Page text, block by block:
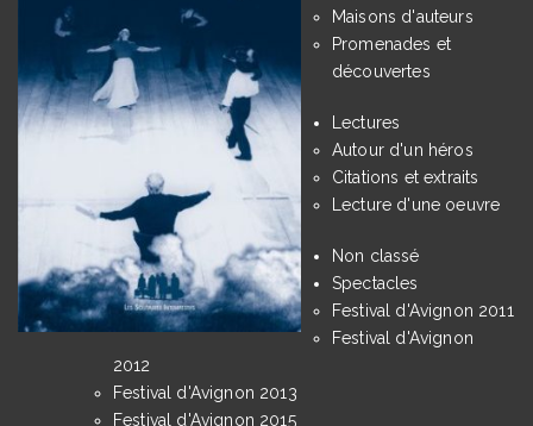
Maisons d'auteurs
Promenades et
découvertes
Lectures
Autour d'un héros
Citations et extraits
Lecture d'une oeuvre
Non classé
Spectacles
Festival d'Avignon 2011
Festival d'Avignon
2012
Festival d'Avignon 2013
Festival d'Avignon 2015